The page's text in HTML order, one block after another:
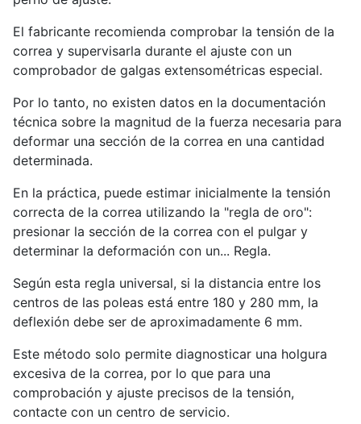
El fabricante recomienda comprobar la tensión de la
correa y supervisarla durante el ajuste con un
comprobador de galgas extensométricas especial.
Por lo tanto, no existen datos en la documentación
técnica sobre la magnitud de la fuerza necesaria para
deformar una sección de la correa en una cantidad
determinada.
En la práctica, puede estimar inicialmente la tensión
correcta de la correa utilizando la "regla de oro":
presionar la sección de la correa con el pulgar y
determinar la deformación con un... Regla.
Según esta regla universal, si la distancia entre los
centros de las poleas está entre 180 y 280 mm, la
deflexión debe ser de aproximadamente 6 mm.
Este método solo permite diagnosticar una holgura
excesiva de la correa, por lo que para una
comprobación y ajuste precisos de la tensión,
contacte con un centro de servicio.